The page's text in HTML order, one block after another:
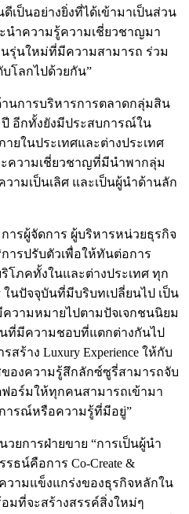
เป็นอย่างยิ่งที่ได้เข้ามาเป็นส่วน
นำความรู้ความเชี่ยวชาญมา
รุ่นใหม่ที่มีความสามารถ ร่วม
โลกไปด้วยกัน”
การบริหารการตลาดกลุ่มสิน
อีกทั้งยังมีประสบการณ์ใน
ยในประเทศและต่างประเทศ
ความเชี่ยวชาญที่มีนำพากลุ่ม
ามเป็นเลิศ และเป็นผู้นำด้านลัก
รผู้จัดการ ผู้บริหารหน่วยธุรกิจ
ารปรับตัวเพื่อให้ทันต่อการ
โภคทั้งในและต่างประเทศ ทุก
นปัจจุบันที่มีบริบทเปลี่ยนไป เป็น
ความหมายไปตามปัจเจกชนนิยม
ที่มีความชอบที่แตกต่างกันไป
ร้าง Luxury Experience ให้กับ
องความรู้สึกลักซ์ซูรี่สามารถจับ
อร์มให้ทุกคนสามารถเข้ามา
ารณ์หรือความรู้ที่มีอยู่”
ยการฝ่ายขาย “การเป็นผู้นำ
ธน์คือการ Co-Create &
ความแข็งแกร่งของธุรกิจหลักใน
มที่จะสร้างสรรค์สิ่งใหม่ๆ